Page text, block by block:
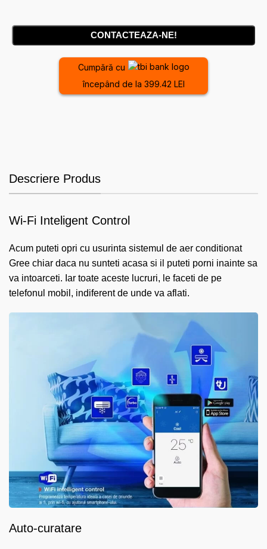
CONTACTEAZA-NE!
Cumpără cu
începând de la 399.42 LEI
Descriere Produs
Wi-Fi Inteligent Control
Acum puteti opri cu usurinta sistemul de aer conditionat
Gree chiar daca nu sunteti acasa si il puteti porni inainte sa
va intoarceti. Iar toate aceste lucruri, le faceti de pe
telefonul mobil, indiferent de unde va aflati.
Auto-curatare